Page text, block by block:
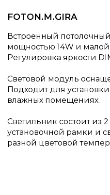
FOTON.M.GIRA
Встроенный
мощностью 14W и
Регулировка яркости
Световой модуль
Подходит для
влажных помещениях.
Светильник состоит из
установочной рамки и
разной цветовой